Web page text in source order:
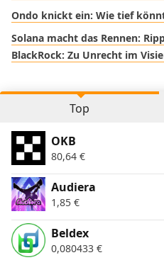
Ondo knickt ein: Wie tief
Solana macht das Rennen:
BlackRock: Zu Unrecht im
Top
OKB
80,64 €
Audiera
1,85 €
Beldex
0,080433 €